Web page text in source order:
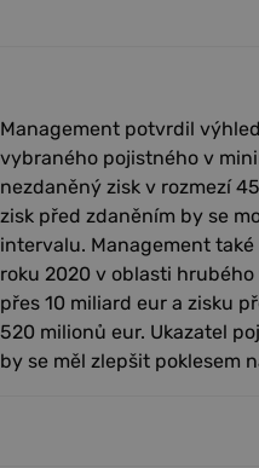
Management potvrdil
vybraného pojistného v
nezdaněný zisk v rozmezí
zisk před zdaněním by se
intervalu. Management
roku 2020 v oblasti
přes 10 miliard eur a zisku
520 milionů eur. Ukazatel
by se měl zlepšit poklesem